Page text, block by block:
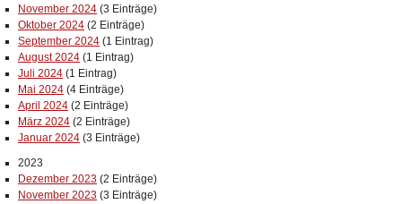
November 2024 (3 Einträge)
Oktober 2024 (2 Einträge)
September 2024 (1 Eintrag)
August 2024 (1 Eintrag)
Juli 2024 (1 Eintrag)
Mai 2024 (4 Einträge)
April 2024 (2 Einträge)
März 2024 (2 Einträge)
Januar 2024 (3 Einträge)
2023
Dezember 2023 (2 Einträge)
November 2023 (3 Einträge)